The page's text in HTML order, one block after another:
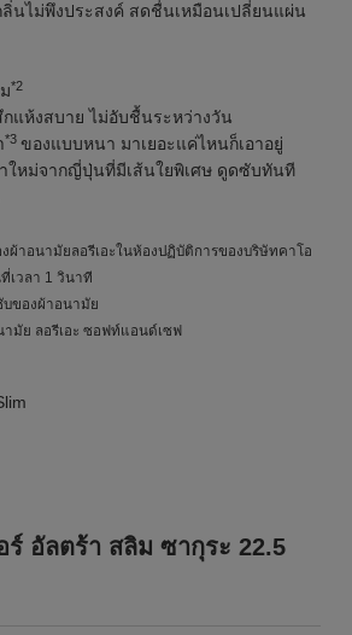
นไม่พึงประสงค์ สดชื่นเหมือนเปลี่ยนแผ่น
*2
กแห้งสบาย ไม่อับชื้นระหว่างวัน
*3 ของแบบหนา มาเยอะแค่ไหนก็เอาอยู่
ใหม่จากญี่ปุ่นที่มีเส้นใยพิเศษ ดูดซับทันที
าอนามัยลอรีเอะในห้องปฏิบัติการของบริษัทคาโอ
เวลา 1 วินาที
ของผ้าอนามัย
ามัย ลอรีเอะ ซอฟท์แอนด์เซฟ
ร์ อัลตร้า สลิม ซากุระ 22.5